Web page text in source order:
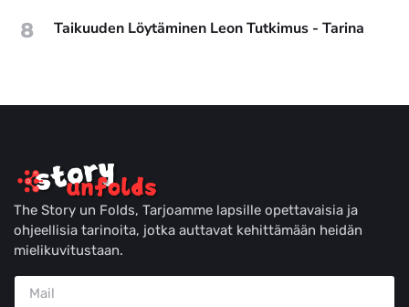
8 Taikuuden Löytäminen Leon Tutkimus - Tarina
The Story un Folds, Tarjoamme lapsille opettavaisia ja
ohjeellisia tarinoita, jotka auttavat kehittämään heidän
mielikuvitustaan.